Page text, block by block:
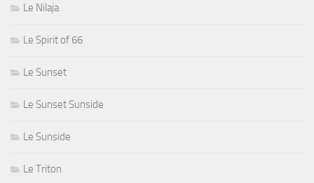
Le Nilaja
Le Spirit of 66
Le Sunset
Le Sunset Sunside
Le Sunside
Le Triton